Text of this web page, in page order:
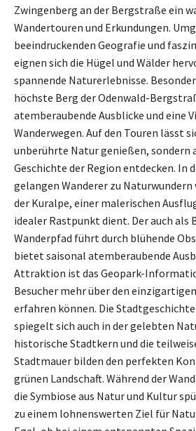
Zwingenberg an der Bergstraße ein
Wandertouren und Erkundungen.
beeindruckenden Geografie und
eignen sich die Hügel und Wälder
spannende Naturerlebnisse.
höchste Berg der Odenwald-
atemberaubende Ausblicke und eine
Wanderwegen. Auf den Touren lässt
unberührte Natur genießen, sondern
Geschichte der Region entdecken. In
gelangen Wanderer zu Naturwundern
der Kuralpe, einer malerischen
idealer Rastpunkt dient. Der auch als
Wanderpfad führt durch blühende
bietet saisonal atemberaubende
Attraktion ist das Geopark-
Besucher mehr über den
erfahren können. Die
spiegelt sich auch in der gelebten
historische Stadtkern und die
Stadtmauer bilden den perfekten
grünen Landschaft. Während der
die Symbiose aus Natur und Kultur
zu einem lohnenswerten Ziel für